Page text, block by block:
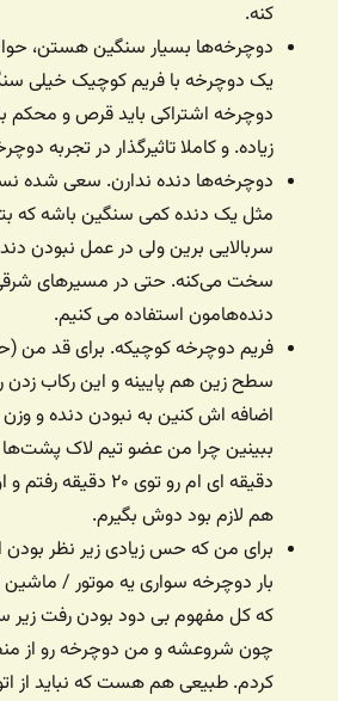
کنه.
یک دوچرخه با فریم کوچیک خیلی
زیاده. و کاملا تاثیرگذار در تجربه
دوچرخه‌ها دنده ندارن. سعی شده
مثل یک دنده کمی سنگین باشه که
سربالایی برین ولی در عمل نبودن
سخت می‌کنه. حتی در مسیرهای شرقی
دنده‌هامون استفاده می کنیم.
سطح زین هم پایینه و این رکاب
دقیقه ای ام رو توی
هم لازم بود دوش بگیرم.
برای من که حس زیادی زیر نظر بودن
بار دوچرخه سواری یه موتور /
که کل مفهوم بی دود بودن رفت زیر
چون شروعشه و من دوچرخه رو از
کردم. طبیعی هم هست که نباید از